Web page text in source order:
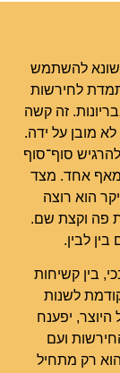
שונא להשתמש
לחירשות
זה קשה
מובן על ידה.
סוף־סוף
מאף אחד. מצד
הוא רוצה
פה וקצת שם.
לבין.
בין קשיחות
לשנות
היוצר, יפענח
ועם
רק מתחיל